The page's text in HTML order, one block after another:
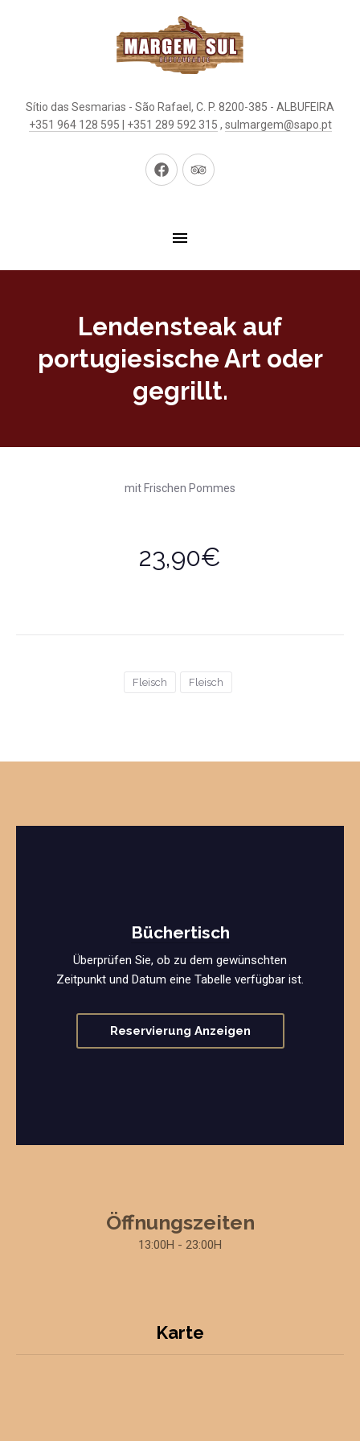
Sítio das Sesmarias - São Rafael, C. P. 8200-385 - ALBUFEIRA
+351 964 128 595 | +351 289 592 315 , sulmargem@sapo.pt
Neues Neues
Lendensteak auf
portugiesische Art oder
gegrillt.
mit Frischen Pommes
23,90€
Fleisch Fleisch
Büchertisch
Überprüfen Sie, ob zu dem gewünschten
Zeitpunkt und Datum eine Tabelle verfügbar ist.
Reservierung Anzeigen
Öffnungszeiten
13:00H - 23:00H
Karte